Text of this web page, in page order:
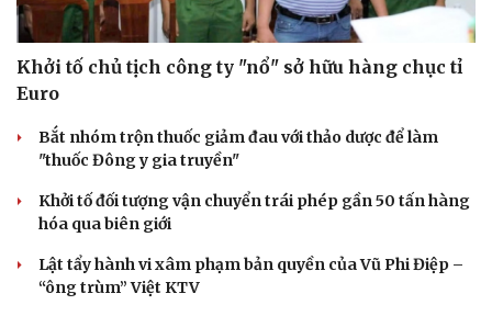
Du lịch
Khởi tố chủ tịch công ty "nổ" sở hữu hàng chục tỉ
Euro
Bắt nhóm trộn thuốc giảm đau với thảo dược để làm
"thuốc Đông y gia truyền"
Khởi tố đối tượng vận chuyển trái phép gần 50 tấn hàng
hóa qua biên giới
Lật tẩy hành vi xâm phạm bản quyền của Vũ Phi Điệp –
“ông trùm” Việt KTV